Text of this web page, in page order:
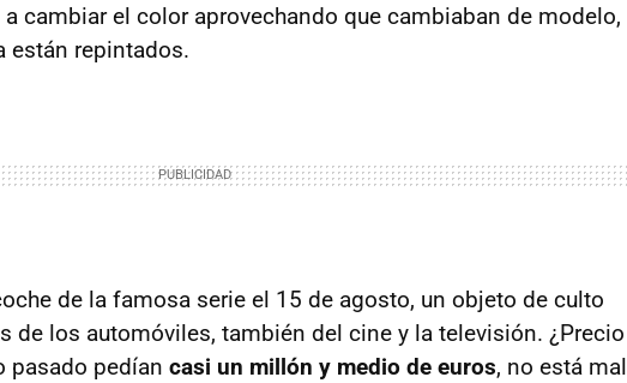
cambiar el color aprovechando que cambiaban de modelo,
están repintados.
de la famosa serie el 15 de agosto, un objeto de culto
de los automóviles, también del cine y la televisión. ¿Precio
pasado pedían casi un millón y medio de euros, no está mal